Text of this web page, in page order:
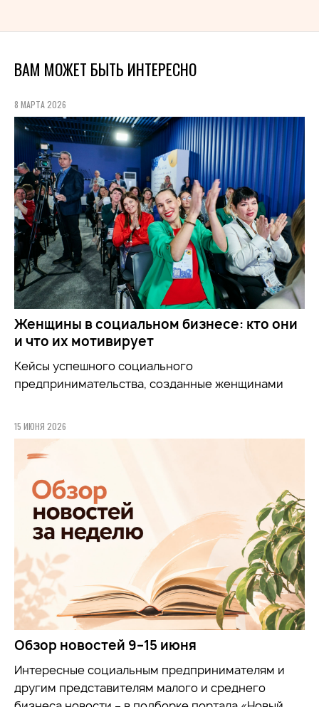
ВАМ МОЖЕТ БЫТЬ ИНТЕРЕСНО
8 МАРТА 2026
Женщины в социальном бизнесе: кто они
и что их мотивирует
Кейсы успешного социального
предпринимательства, созданные женщинами
15 ИЮНЯ 2026
Обзор новостей 9–15 июня
Интересные социальным предпринимателям и
другим представителям малого и среднего